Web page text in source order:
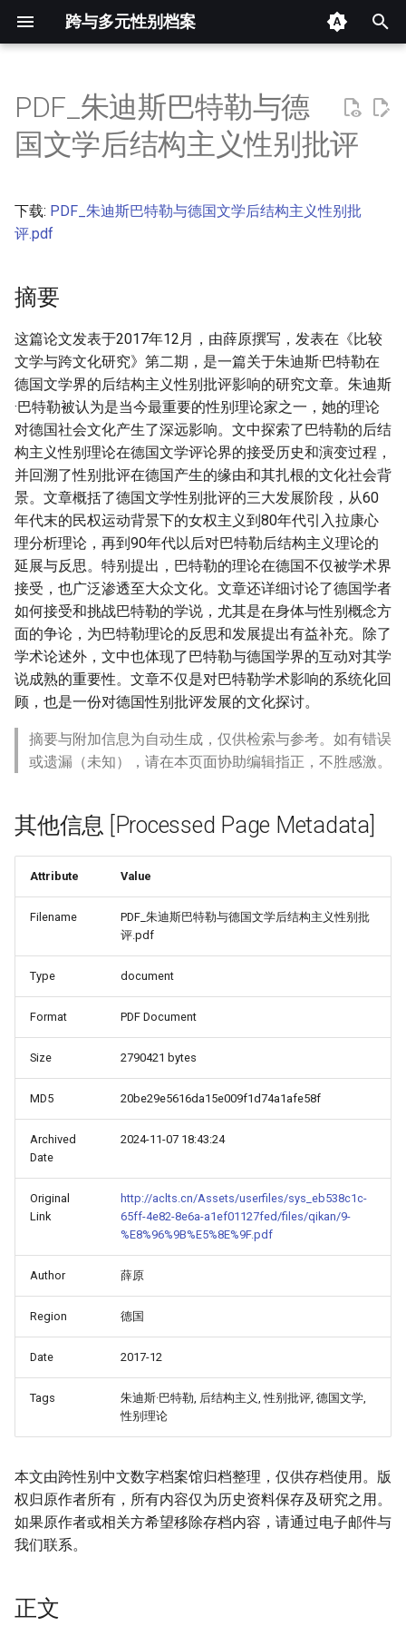
跨与多元性别档案
开
摘要
正文
PDF_朱迪斯巴特勒与德
国文学后结构主义性别批评
下载: PDF_朱迪斯巴特勒与德国文学后结构主义性别批
评.pdf
摘要
这篇论文发表于2017年12月，由薛原撰写，发表在《比较
文学与跨文化研究》第二期，是一篇关于朱迪斯·巴特勒在
德国文学界的后结构主义性别批评影响的研究文章。朱迪斯
·巴特勒被认为是当今最重要的性别理论家之一，她的理论
对德国社会文化产生了深远影响。文中探索了巴特勒的后结
构主义性别理论在德国文学评论界的接受历史和演变过程，
并回溯了性别批评在德国产生的缘由和其扎根的文化社会背
景。文章概括了德国文学性别批评的三大发展阶段，从60
年代末的民权运动背景下的女权主义到80年代引入拉康心
理分析理论，再到90年代以后对巴特勒后结构主义理论的
延展与反思。特别提出，巴特勒的理论在德国不仅被学术界
接受，也广泛渗透至大众文化。文章还详细讨论了德国学者
如何接受和挑战巴特勒的学说，尤其是在身体与性别概念方
面的争论，为巴特勒理论的反思和发展提出有益补充。除了
学术论述外，文中也体现了巴特勒与德国学界的互动对其学
说成熟的重要性。文章不仅是对巴特勒学术影响的系统化回
顾，也是一份对德国性别批评发展的文化探讨。
摘要与附加信息为自动生成，仅供检索与参考。如有错误
或遗漏（未知），请在本页面协助编辑指正，不胜感激。
其他信息 [Processed Page Metadata]
Attribute Value
Filename
PDF_朱迪斯巴特勒与德国文学后结构主义性别批
评.pdf
Type document
Format PDF Document
Size 2790421 bytes
MD5 20be29e5616da15e009f1d74a1afe58f
Archived
Date
2024-11-07 18:43:24
Original
Link
http://aclts.cn/Assets/userfiles/sys_eb538c1c-
65ff-4e82-8e6a-a1ef01127fed/files/qikan/9-
%E8%96%9B%E5%8E%9F.pdf
Author 薛原
Region 德国
Date 2017-12
Tags
朱迪斯·巴特勒, 后结构主义, 性别批评, 德国文学,
性别理论
本文由跨性别中文数字档案馆归档整理，仅供存档使用。版
权归原作者所有，所有内容仅为历史资料保存及研究之用。
如果原作者或相关方希望移除存档内容，请通过电子邮件与
我们联系。
正文